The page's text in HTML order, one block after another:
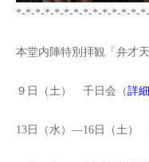
*-*-*-*-*-*-*-*-*-*-*-*-*-
本堂内陣特別拝観「弁才
９日（土） 千日会（詳
13日（水）―16日（土）